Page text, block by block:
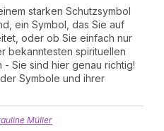
starken Schutzsymbol
ein Symbol, das Sie auf
oder ob Sie einfach nur
bekanntesten spirituellen
Sie sind hier genau richtig!
Symbole und ihrer
Müller